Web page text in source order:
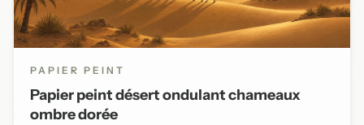
PAPIER PEINT
Papier peint désert ondulant chameaux
ombre dorée